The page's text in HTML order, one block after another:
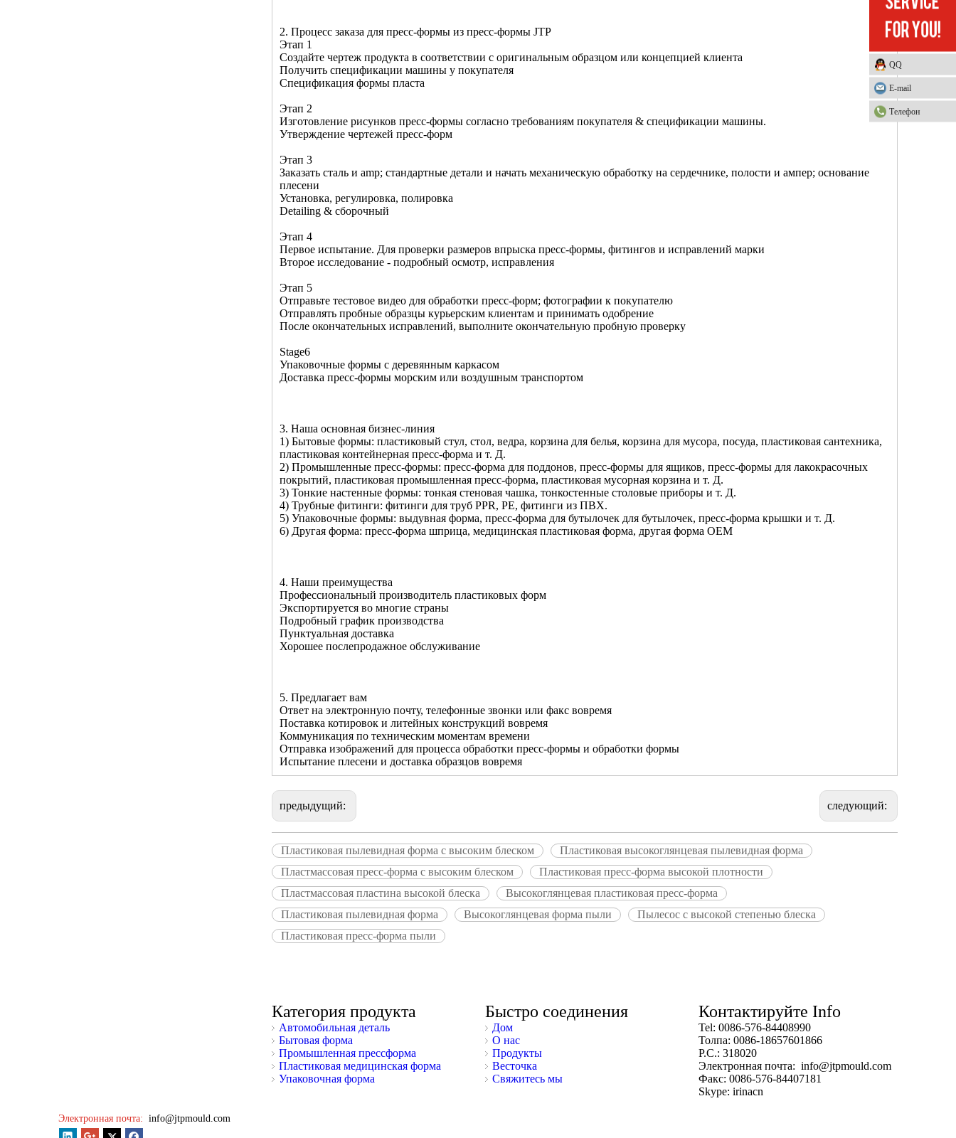
2. Процесс заказа для пресс-формы из пресс-формы JTP
Этап 1
Создайте чертеж продукта в соответствии с оригинальным образцом или концепцией клиента
Получить спецификации машины у покупателя
Спецификация формы пласта
Этап 2
Изготовление рисунков пресс-формы согласно требованиям покупателя & спецификации машины.
Утверждение чертежей пресс-форм
Этап 3
Заказать сталь и amp; стандартные детали и начать механическую обработку на сердечнике, полости и ампер; основание
плесени
Установка, регулировка, полировка
Detailing & сборочный
Этап 4
Первое испытание. Для проверки размеров впрыска пресс-формы, фитингов и исправлений марки
Второе исследование - подробный осмотр, исправления
Этап 5
Отправьте тестовое видео для обработки пресс-форм; фотографии к покупателю
Отправлять пробные образцы курьерским клиентам и принимать одобрение
После окончательных исправлений, выполните окончательную пробную проверку
Stage6
Упаковочные формы с деревянным каркасом
Доставка пресс-формы морским или воздушным транспортом
3. Наша основная бизнес-линия
1) Бытовые формы: пластиковый стул, стол, ведра, корзина для белья, корзина для мусора, посуда, пластиковая сантехника,
пластиковая контейнерная пресс-форма и т. Д.
2) Промышленные пресс-формы: пресс-форма для поддонов, пресс-формы для ящиков, пресс-формы для лакокрасочных
покрытий, пластиковая промышленная пресс-форма, пластиковая мусорная корзина и т. Д.
3) Тонкие настенные формы: тонкая стеновая чашка, тонкостенные столовые приборы и т. Д.
4) Трубные фитинги: фитинги для труб PPR, PE, фитинги из ПВХ.
5) Упаковочные формы: выдувная форма, пресс-форма для бутылочек для бутылочек, пресс-форма крышки и т. Д.
6) Другая форма: пресс-форма шприца, медицинская пластиковая форма, другая форма OEM
4. Наши преимущества
Профессиональный производитель пластиковых форм
Экспортируется во многие страны
Подробный график производства
Пунктуальная доставка
Хорошее послепродажное обслуживание
5. Предлагает вам
Ответ на электронную почту, телефонные звонки или факс вовремя
Поставка котировок и литейных конструкций вовремя
Коммуникация по техническим моментам времени
Отправка изображений для процесса обработки пресс-формы и обработки формы
Испытание плесени и доставка образцов вовремя
предыдущий: следующий:
Пластиковая пылевидная форма с высоким блеском
Пластиковая высокоглянцевая пылевидная форма
Пластмассовая пресс-форма с высоким блеском
Пластиковая пресс-форма высокой плотности
Пластмассовая пластина высокой блеска
Высокоглянцевая пластиковая пресс-форма
Пластиковая пылевидная форма
Высокоглянцевая форма пыли
Пылесос с высокой степенью блеска
Пластиковая пресс-форма пыли
QQ
E-mail
Телефон
Электронная почта: info@jtpmould.com
Категория продукта
Автомобильная деталь
Бытовая форма
Промышленная прессформа
Пластиковая медицинская форма
Упаковочная форма
Быстро соединения
Дом
О нас
Продукты
Весточка
Свяжитесь мы
Контактируйте Info
Tel: 0086-576-84408990
Толпа: 0086-18657601866
P.C.: 318020
Электронная почта: info@jtpmould.com
Факс: 0086-576-84407181
Skype: irinacn